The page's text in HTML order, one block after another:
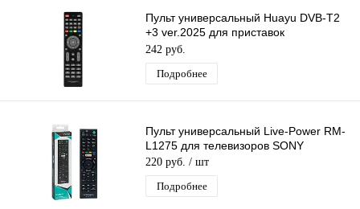
Пульт универсальный Huayu DVB-T2
+3 ver.2025 для приставок
универсальный для разных моделей
DVB-T2
242 руб.
Подробнее
Пульт универсальный Live-Power RM-
L1275 для телевизоров SONY
220 руб. / шт
Подробнее